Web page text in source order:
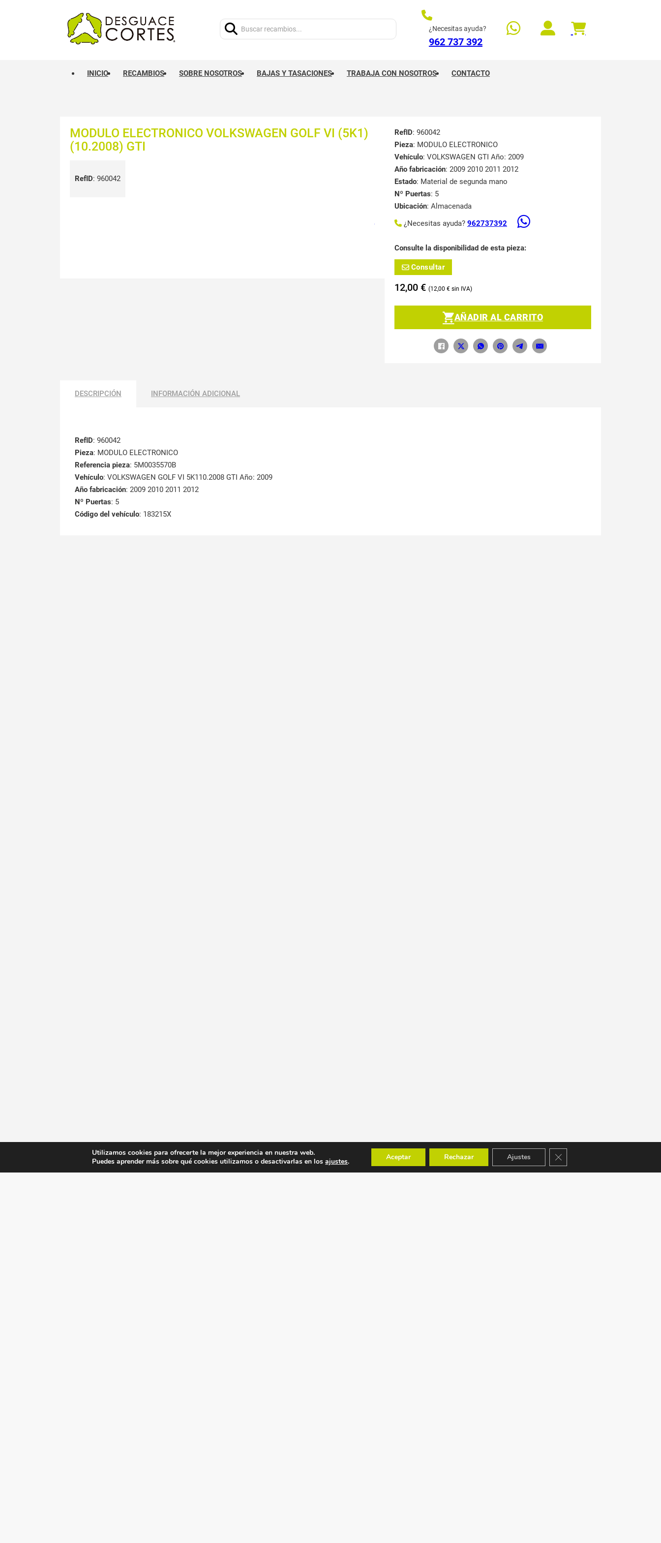
¿Necesitas ayuda?
962 737 392
INICIO RECAMBIOS SOBRE NOSOTROS BAJAS Y TASACIONES TRABAJA CON NOSOTROS CONTACTO
MODULO ELECTRONICO VOLKSWAGEN GOLF VI (5K1)
(10.2008) GTI
RefID: 960042
RefID: 960042
Pieza: MODULO ELECTRONICO
Vehículo: VOLKSWAGEN GTI Año: 2009
Año fabricación: 2009 2010 2011 2012
Estado: Material de segunda mano
Nº Puertas: 5
Ubicación: Almacenada
¿Necesitas ayuda? 962737392
Consulte la disponibilidad de esta pieza:
Consultar
12,00 € 12,00 €
AÑADIR AL CARRITO
DESCRIPCIÓN INFORMACIÓN ADICIONAL
RefID: 960042
Pieza: MODULO ELECTRONICO
Referencia pieza: 5M0035570B
Vehículo: VOLKSWAGEN GOLF VI 5K110.2008 GTI Año: 2009
Año fabricación: 2009 2010 2011 2012
Nº Puertas: 5
Código del vehículo: 183215X
Utilizamos cookies para ofrecerte la mejor experiencia en nuestra web.
Puedes aprender más sobre qué cookies utilizamos o desactivarlas en losajustes. Aceptar Rechazar Ajustes Cerrar el banner de cookies RGPD